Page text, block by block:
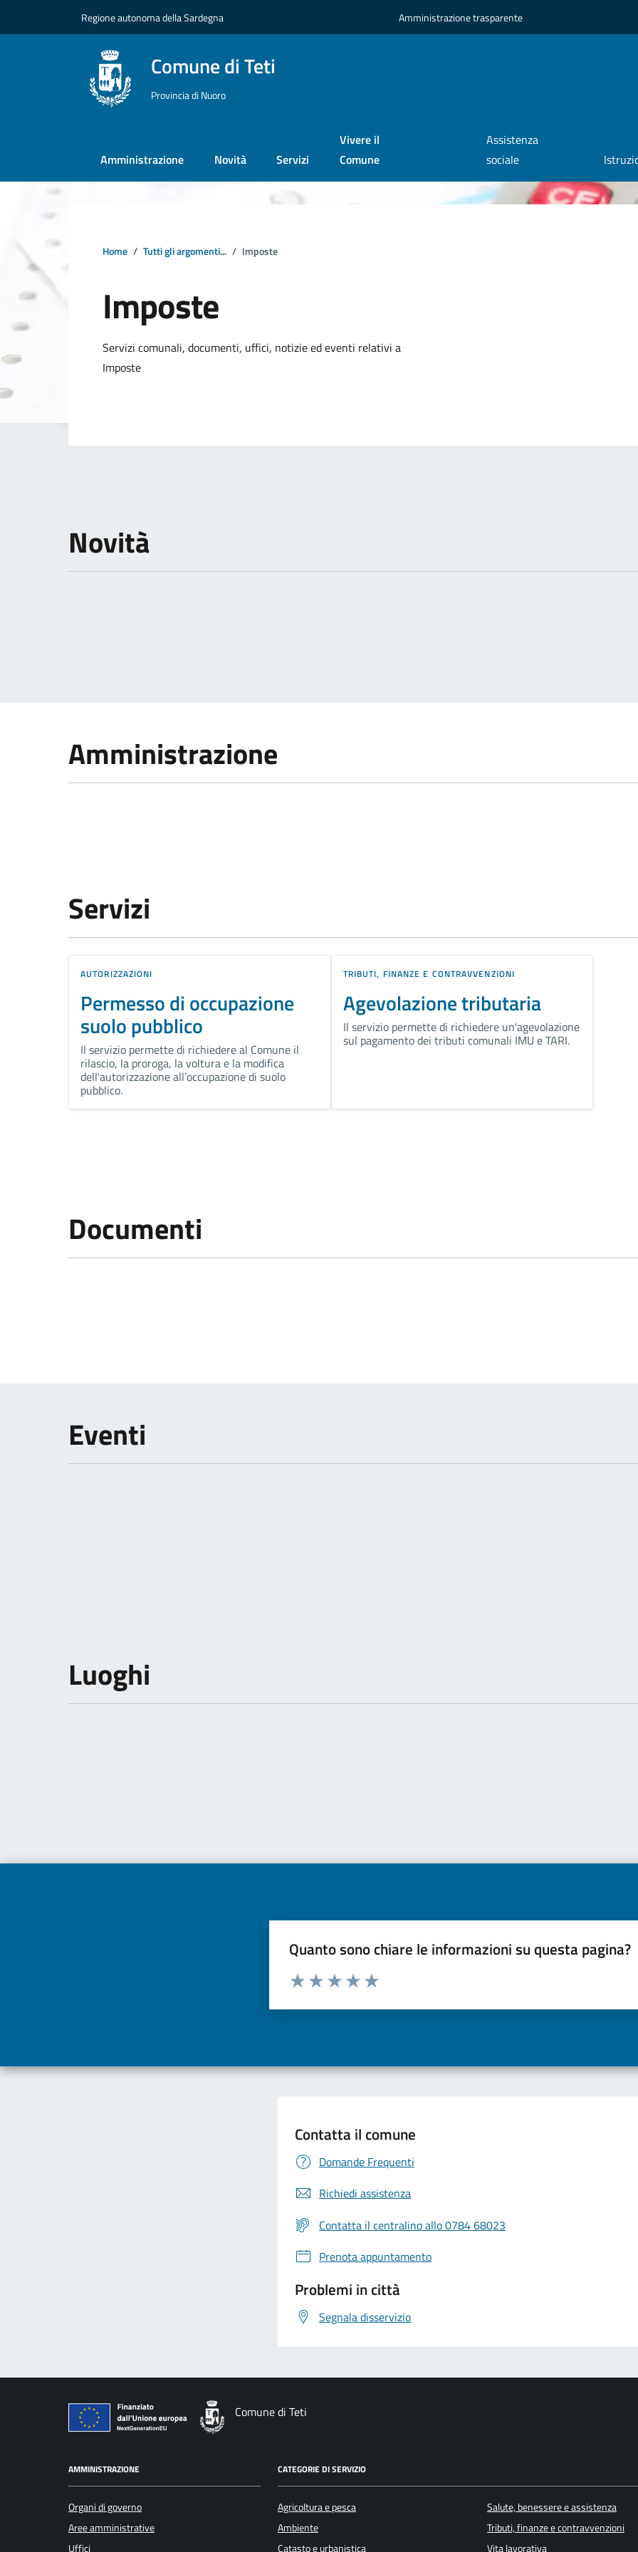
Regione autonoma della Sardegna Amministrazione trasparente
Comune di Teti
Provincia di Nuoro
Amministrazione Novità Servizi
Vivere il
Comune
Assistenza
sociale
Home Tutti gli argomenti... Imposte
Imposte
Dettagli della notizia
Servizi comunali, documenti, uffici, notizie ed eventi relativi a
Imposte
Novità
Amministrazione
Servizi
AUTORIZZAZIONI
Permesso di occupazione
suolo pubblico
Il servizio permette di richiedere al Comune il
rilascio, la proroga, la voltura e la modifica
dell'autorizzazione all’occupazione di suolo
pubblico.
TRIBUTI, FINANZE E CONTRAVVENZIONI
Agevolazione tributaria
Il servizio permette di richiedere un'agevolazione
sul pagamento dei tributi comunali IMU e TARI.
Documenti
Eventi
Luoghi
Quanto sono chiare le informazioni su questa pagina?
Valuta da 1 a 5 stelle la pagina
Contatta il comune
Domande Frequenti
Richiedi assistenza
Contatta il centralino allo 0784 68023
Prenota appuntamento
Problemi in città
Segnala disservizio
Comune di Teti
AMMINISTRAZIONE
Organi di governo
Aree amministrative
Uffici
CATEGORIE DI SERVIZIO
Agricoltura e pesca
Ambiente
Catasto e urbanistica
Salute, benessere e assistenza
Tributi, finanze e contravvenzioni
Vita lavorativa